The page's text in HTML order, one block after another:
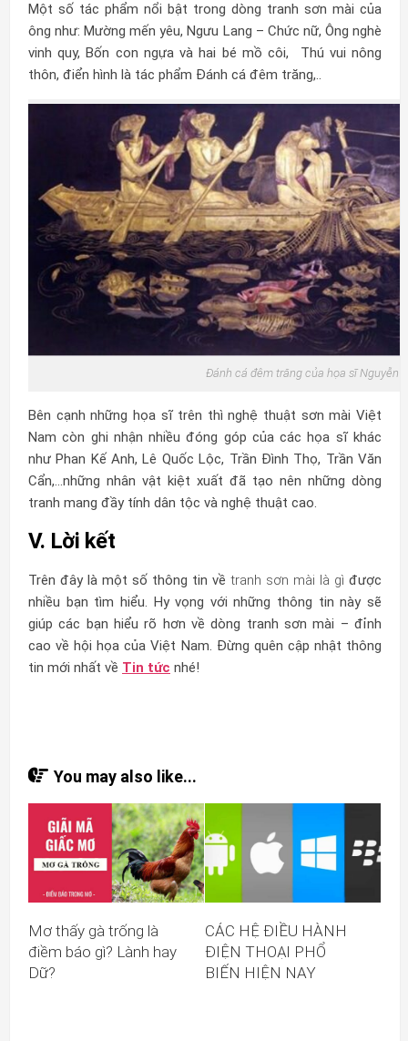
Một số tác phẩm nổi bật trong dòng tranh sơn mài của
ông như: Mường mến yêu, Ngưu Lang – Chức nữ, Ông nghè
vinh quy, Bốn con ngựa và hai bé mồ côi, Thú vui nông
thôn, điển hình là tác phẩm Đánh cá đêm trăng,..
Đánh cá đêm trăng của họa sĩ Nguyễn
Bên cạnh những họa sĩ trên thì nghệ thuật sơn mài Việt
Nam còn ghi nhận nhiều đóng góp của các họa sĩ khác
như Phan Kế Anh, Lê Quốc Lộc, Trần Đình Thọ, Trần Văn
Cẩn,…những nhân vật kiệt xuất đã tạo nên những dòng
tranh mang đầy tính dân tộc và nghệ thuật cao.
V. Lời kết
Trên đây là một số thông tin về tranh sơn mài là gì được
nhiều bạn tìm hiểu. Hy vọng với những thông tin này sẽ
giúp các bạn hiểu rõ hơn về dòng tranh sơn mài – đỉnh
cao về hội họa của Việt Nam. Đừng quên cập nhật thông
tin mới nhất về Tin tức nhé!
You may also like...
Mơ thấy gà trống là
điềm báo gì? Lành hay
Dữ?
CÁC HỆ ĐIỀU HÀNH
ĐIỆN THOẠI PHỔ
BIẾN HIỆN NAY